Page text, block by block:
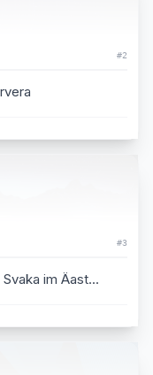
#2
#3
im Äast...